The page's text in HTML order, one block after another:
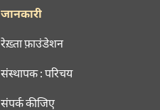
जानकारी
रेख़्ता फ़ाउंडेशन
संस्थापक : परिचय
संपर्क कीजिए